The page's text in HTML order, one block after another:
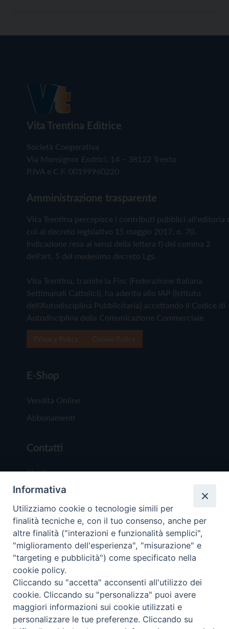
Vita Trentina Editrice
Società Cooperativa
Via Monsignor Endrici, 14 – 38122 Trento
P.IVA e C.F. 00199960220
Amministrazione trasparente
Vita Trentina percepisce i contributi pubblici all'editoria
cui al decreto legislativo 15 maggio 2017, n. 70.
Indicazione resa ai sensi della lettera f) del comma 2
dell'art. 5 del medesimo decreto Lgs.
Vita Trentina, tramite la Fisc (Federazione Italiana
Settimanali Cattolici), ha aderito allo IAP (Istituto
dell'Autodisciplina Pubblicitaria) accettando il Codice di
Autodisciplina della Comunicazione Commerciale
E-Shop
Vendita Online
Abbonamenti
Contatti
Chi Siamo
Redazione
Scrivici
Copyright © 2019 - Tutti i diritti riservati - Vita
Trentina Editrice
Privacy Policy
Torna
Informativa
Utilizziamo cookie o tecnologie simili per
finalità tecniche e, con il tuo consenso, anche per
altre finalità ("interazioni e funzionalità semplici",
"miglioramento dell'esperienza", "misurazione" e
"targeting e pubblicità") come specificato nella
cookie policy.
Cliccando su "accetta" acconsenti all'utilizzo dei
cookie. Cliccando su "personalizza" puoi avere
maggiori informazioni sui cookie utilizzati e
personalizzare le tue preferenze. Cliccando su